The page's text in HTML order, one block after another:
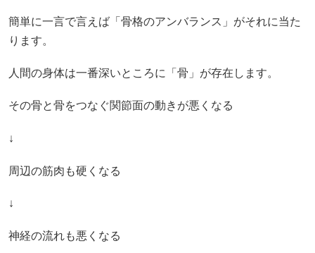
簡単に一言で言えば「骨格のアンバランス」がそれに当た
ります。
人間の身体は一番深いところに「骨」が存在します。
その骨と骨をつなぐ関節面の動きが悪くなる
↓
周辺の筋肉も硬くなる
↓
神経の流れも悪くなる